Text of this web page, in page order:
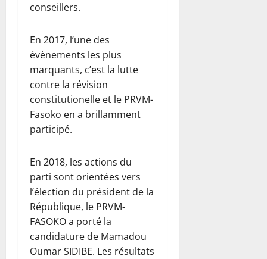
conseillers.
En 2017, l’une des
évènements les plus
marquants, c’est la lutte
contre la révision
constitutionelle et le PRVM-
Fasoko en a brillamment
participé.
En 2018, les actions du
parti sont orientées vers
l’élection du président de la
République, le PRVM-
FASOKO a porté la
candidature de Mamadou
Oumar SIDIBE. Les résultats